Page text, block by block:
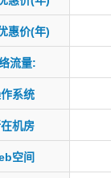
惠价(年)
流量:
系统
机房
空间